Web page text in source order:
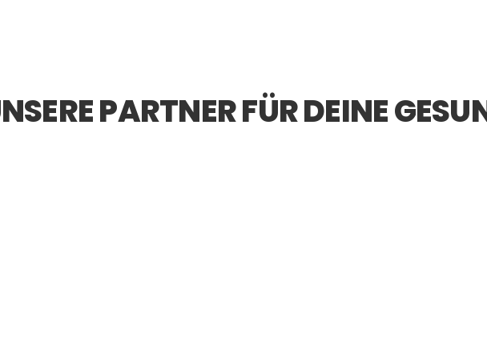
PARTNER FÜR DEINE